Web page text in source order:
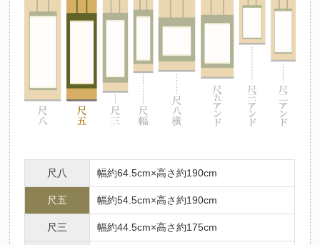
尺八 幅約64.5cm×高さ約190cm
尺五 幅約54.5cm×高さ約190cm
尺三 幅約44.5cm×高さ約175cm